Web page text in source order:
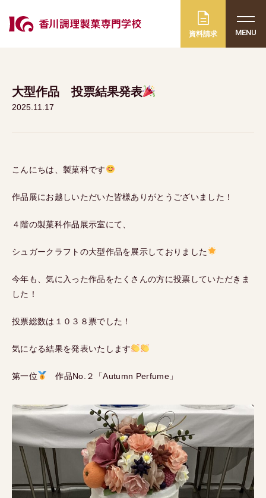
資料請求 MENU
大型作品 投票結果発表
2025.11.17
こんにちは、製菓科です
作品展にお越しいただいた皆様ありがとうございました！
４階の製菓科作品展示室にて、
シュガークラフトの大型作品を展示しておりました
今年も、気に入った作品をたくさんの方に投票していただきま
した！
投票総数は１０３８票でした！
気になる結果を発表いたします
第一位 作品No.２「Autumn Perfume」